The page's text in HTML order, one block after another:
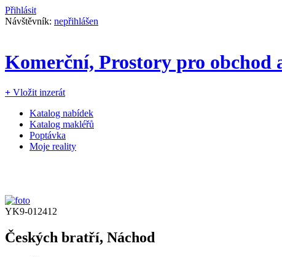
Přihlásit
Návštěvník: nepřihlášen
Komerční, Prostory pro obchod
+ Vložit inzerát
Katalog nabídek
Katalog makléřů
Poptávka
Moje reality
YK9-012412
Českých bratří, Náchod